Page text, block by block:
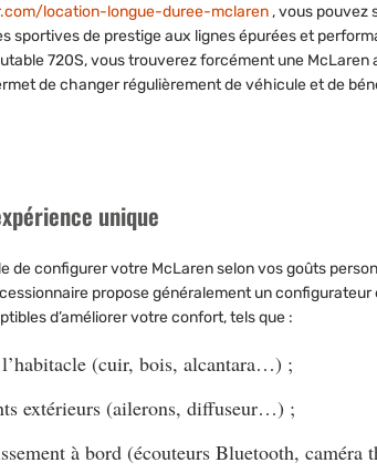
location-longue-duree-mclaren, vous pouvez
sportives de prestige aux lignes épurées et
720S, vous trouverez forcément une
de changer régulièrement de véhicule et de
unique
de configurer votre McLaren selon vos goûts
propose généralement un
d’améliorer votre confort, tels que :
(cuir, bois, alcantara…) ;
extérieurs (ailerons, diffuseur…) ;
à bord (écouteurs Bluetooth,